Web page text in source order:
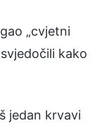
„cvjetni
kako
jedan krvavi